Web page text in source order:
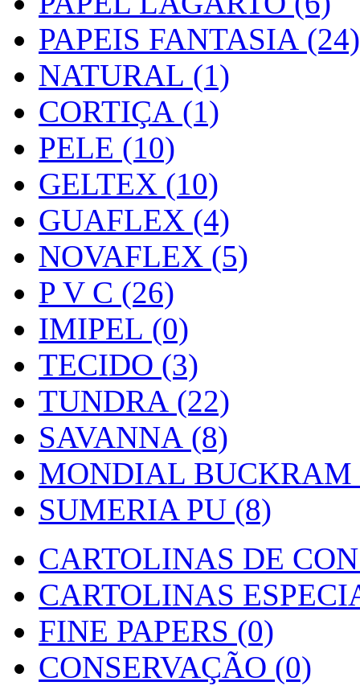
PAPEIS FANTASIA (24)
NATURAL (1)
CORTIÇA (1)
PELE (10)
GELTEX (10)
GUAFLEX (4)
NOVAFLEX (5)
P V C (26)
IMIPEL (0)
TECIDO (3)
TUNDRA (22)
SAVANNA (8)
MONDIAL BUCKRAM
SUMERIA PU (8)
CARTOLINAS DE
CARTOLINAS
FINE PAPERS (0)
CONSERVAÇÃO (0)